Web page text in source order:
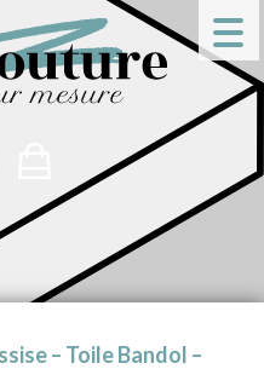
– Toile Bandol –